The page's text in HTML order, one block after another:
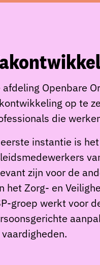
afdeling Openbare
op te
die
instantie is
zijn voor de
het Zorg- en
groep werkt voor
vaardigheden.